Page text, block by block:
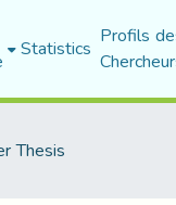
Statistics Profils
Thesis